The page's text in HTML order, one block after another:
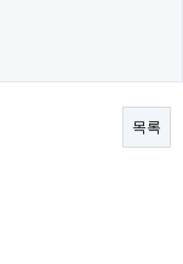
목록